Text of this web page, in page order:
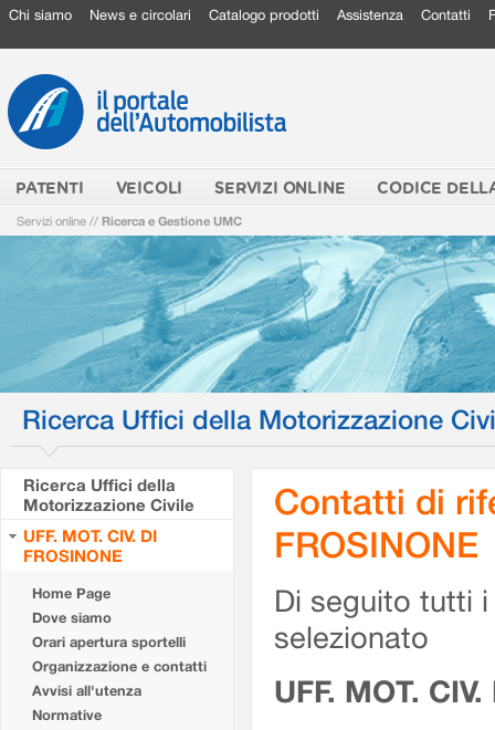
Chi siamo News e circolari Catalogo prodotti Assistenza Contatti
PATENTI VEICOLI SERVIZI ONLINE CODICE
Servizi online // Ricerca e Gestione UMC
Ricerca Uffici della Motorizzazione
Ricerca Uffici della
Motorizzazione Civile
UFF. MOT. CIV. DI
FROSINONE
Home Page
Dove siamo
Orari apertura sportelli
Organizzazione e contatti
Avvisi all'utenza
Normative
Contatti di
FROSINONE
Di seguito tutti
selezionato
UFF. MOT.